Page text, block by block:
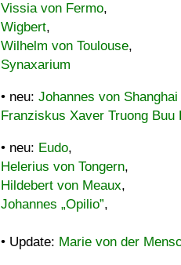
Vissia von Fermo,
Wigbert,
Wilhelm von Toulouse,
Synaxarium
• neu: Johannes von
Franziskus Xaver Truong Buu
• neu: Eudo,
Helerius von Tongern,
Hildebert von Meaux,
Johannes „Opilio”,
• Update: Marie von der